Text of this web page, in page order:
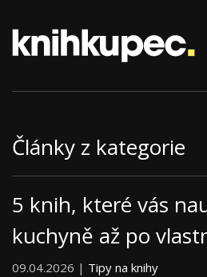
Články z kategorie
5 knih, které vás
kuchyně až po
09.04.2026 | Tipy na knihy